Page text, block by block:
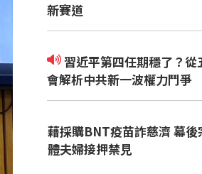
新賽道
習近平第四任期穩了？從五中全
會解析中共新一波權力鬥爭
藉採購BNT疫苗詐慈濟 幕後
體夫婦接押禁見